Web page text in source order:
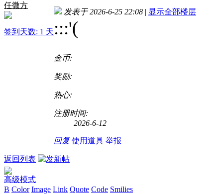
任微方
签到天数: 1 天
发表于 2026-6-25 22:08 | 显示全部楼层
:::'(
金币:
奖励:
热心:
注册时间:
2026-6-12
回复 使用道具 举报
返回列表
高级模式
B Color Image Link Quote Code Smilies